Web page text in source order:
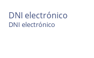
DNI electrónico
DNI electrónico